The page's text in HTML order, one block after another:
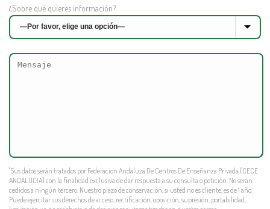
¿Sobre qué quieres información?
"Sus datos serán tratados por Federacion Andaluza De Centros De Enseñanza Privada (CECE
ANDALUCIA) con la finalidad exclusiva de dar respuesta a su consulta o petición. No serán
cedidos a ningún tercero. Nuestro plazo de conservación, si usted no es cliente, es de 1 año.
Puede ejercitar sus derechos de acceso, rectificación, oposición, supresión, portabilidad,